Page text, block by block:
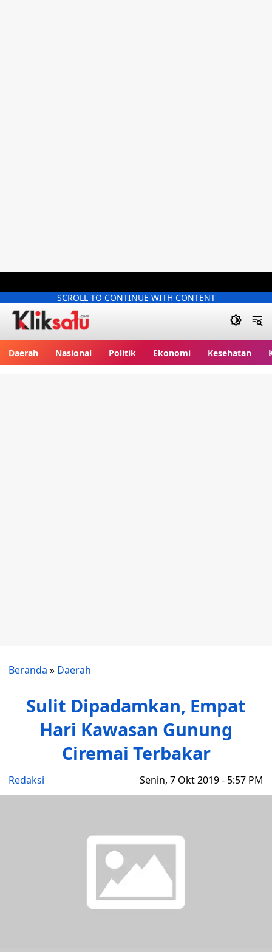
SCROLL TO CONTINUE WITH CONTENT
Daerah Nasional Politik Ekonomi Kesehatan
Beranda » Daerah
Sulit Dipadamkan, Empat
Hari Kawasan Gunung
Ciremai Terbakar
Redaksi Senin, 7 Okt 2019 - 5:57 PM